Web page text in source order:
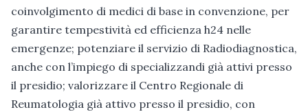
coinvolgimento di medici di base in convenzione, per
garantire tempestività ed efficienza h24 nelle
emergenze; potenziare il servizio di Radiodiagnostica,
anche con l’impiego di specializzandi già attivi presso
il presidio; valorizzare il Centro Regionale di
Reumatologia già attivo presso il presidio, con